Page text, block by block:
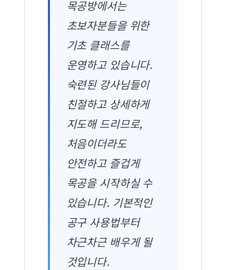
목공방에서는
초보자분들을 위한
기초 클래스를
운영하고 있습니다.
숙련된 강사님들이
친절하고 상세하게
지도해 드리므로,
처음이더라도
안전하고 즐겁게
목공을 시작하실 수
있습니다. 기본적인
공구 사용법부터
차근차근 배우게 될
것입니다.